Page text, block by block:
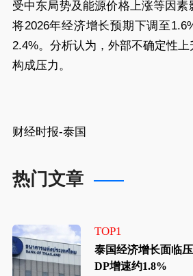
受中东局势及能源价格上涨等因素
将2026年经济增长预期下调至
2.4%。分析认为，外部不确定性
构成压力。
财经时报-泰国
热门文章
TOP1
泰国经济增长面临压力 央行预计
DP增速约1.8%